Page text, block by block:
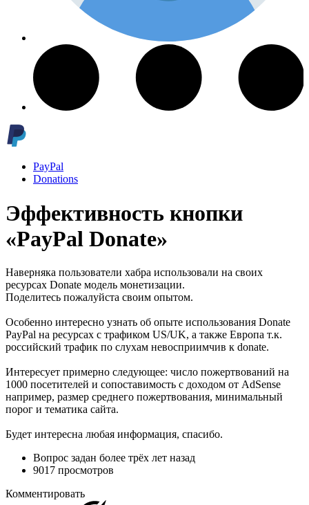
PayPal
Donations
Эффективность кнопки
«PayPal Donate»
Наверняка пользователи хабра использовали на своих
ресурсах Donate модель монетизации.
Поделитесь пожалуйста своим опытом.
Особенно интересно узнать об опыте использования Donate
PayPal на ресурсах с трафиком US/UK, а также Европа т.к.
российский трафик по слухам невосприимчив к donate.
Интересует примерно следующее: число пожертвований на
1000 посетителей и сопоставимость с доходом от AdSense
например, размер среднего пожертвования, минимальный
порог и тематика сайта.
Будет интересна любая информация, спасибо.
Вопрос задан более трёх лет назад
9017 просмотров
Комментировать